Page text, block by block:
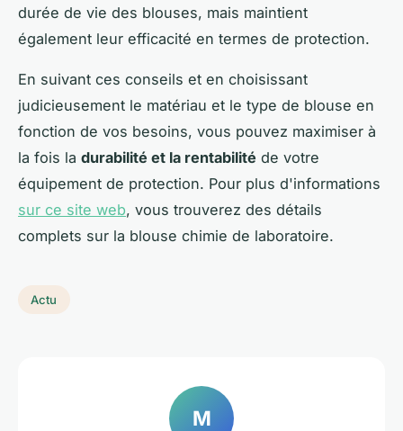
durée de vie des blouses, mais maintient
également leur efficacité en termes de protection.
En suivant ces conseils et en choisissant
judicieusement le matériau et le type de blouse en
fonction de vos besoins, vous pouvez maximiser à
la fois la durabilité et la rentabilité de votre
équipement de protection. Pour plus d'informations
sur ce site web, vous trouverez des détails
complets sur la blouse chimie de laboratoire.
Actu
M